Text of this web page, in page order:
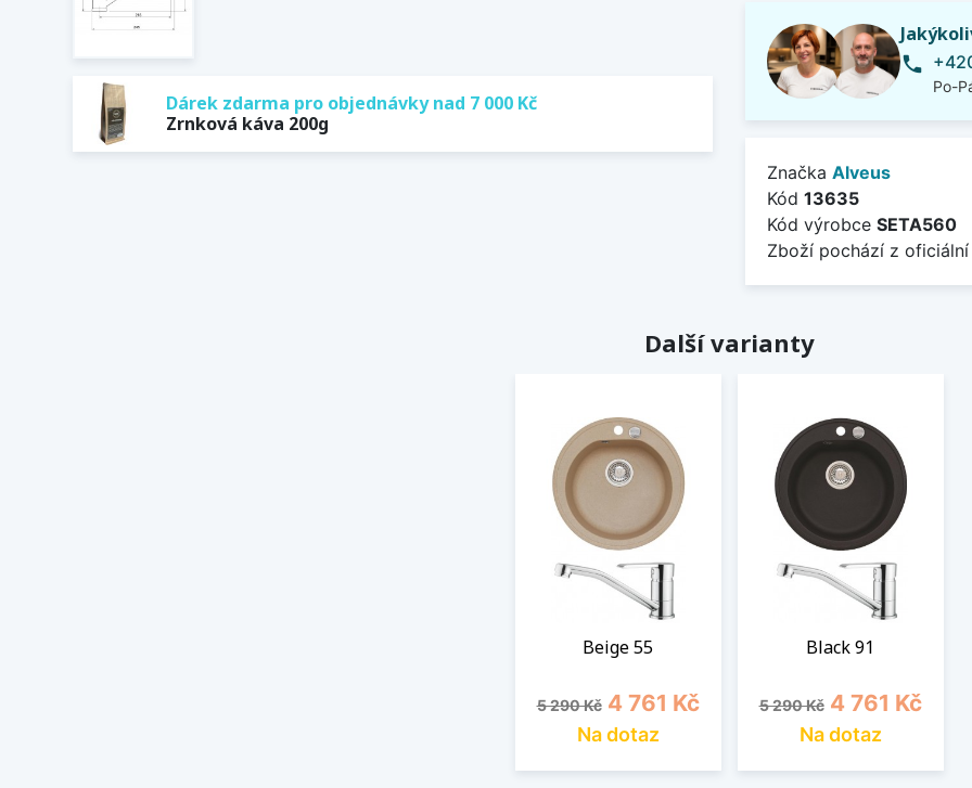
Dárek zdarma pro objednávky nad 7 000 Kč
Zrnková káva 200g
phone
Po-
Značka Alveus
Kód 13635
Kód výrobce SETA560
Zboží pochází z
Další varianty
Beige 55
Běžná cena
5 290 Kč Cena
4 761 Kč
Na dotaz
Black 91
Běžná cena
5 290 Kč Cena
4 761 Kč
Na dotaz